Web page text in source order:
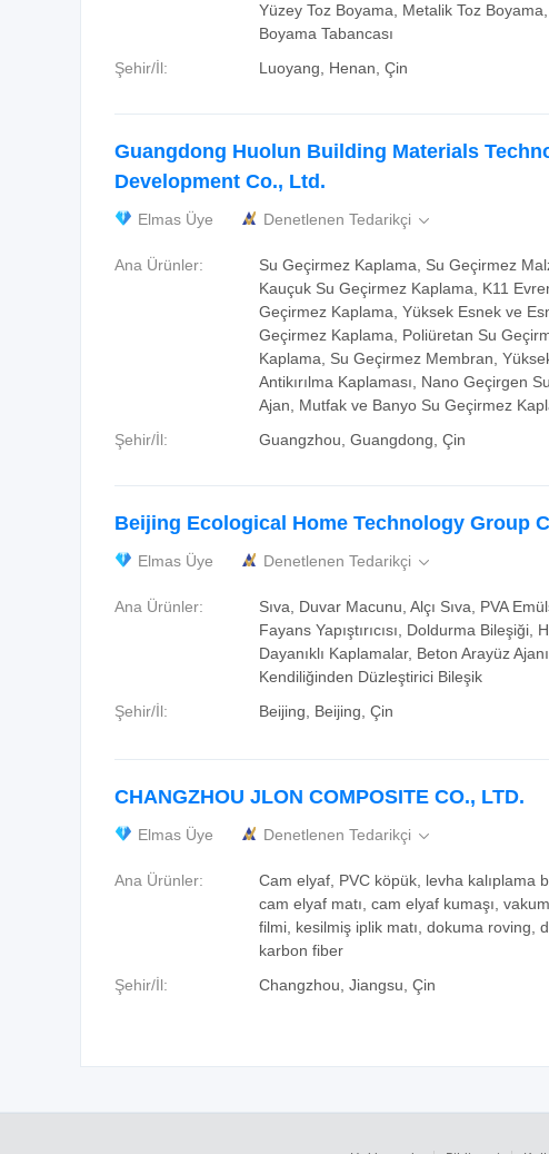
Yüzey Toz Boyama, Metalik Toz
Boyama Tabancası
Şehir/İl:
Luoyang, Henan, Çin
Guangdong Huolun Building Materials
Development Co., Ltd.
Elmas Üye Denetlenen Tedarikçi 
Ana Ürünler:
Su Geçirmez Kaplama, Su Geçirmez
Kauçuk Su Geçirmez Kaplama, K11
Geçirmez Kaplama, Yüksek Esnek ve
Geçirmez Kaplama, Poliüretan Su
Kaplama, Su Geçirmez Membran,
Antikırılma Kaplaması, Nano Geçirgen
Ajan, Mutfak ve Banyo Su Geçirmez
Şehir/İl:
Guangzhou, Guangdong, Çin
Beijing Ecological Home Technology Group
Elmas Üye Denetlenen Tedarikçi 
Ana Ürünler:
Sıva, Duvar Macunu, Alçı Sıva, PVA
Fayans Yapıştırıcısı, Doldurma Bileşiği,
Dayanıklı Kaplamalar, Beton Arayüz Ajanı,
Kendiliğinden Düzleştirici Bileşik
Şehir/İl:
Beijing, Beijing, Çin
CHANGZHOU JLON COMPOSITE CO., LTD.
Elmas Üye Denetlenen Tedarikçi 
Ana Ürünler:
Cam elyaf, PVC köpük, levha kalıplama
cam elyaf matı, cam elyaf kumaşı,
filmi, kesilmiş iplik matı, dokuma roving,
karbon fiber
Şehir/İl:
Changzhou, Jiangsu, Çin